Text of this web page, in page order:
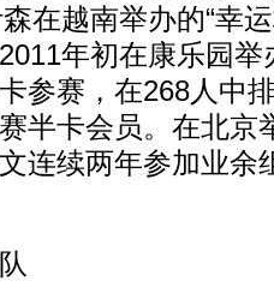
在越南举办的“幸
年初在康乐园
参赛，在268人中
半卡会员。在北京
连续两年参加业余